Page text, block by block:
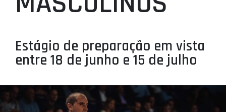
PROJETOS
LIGA BETCLIC FEMININA
Estágio de preparação em vista
entre 18 de junho e 15 de julho